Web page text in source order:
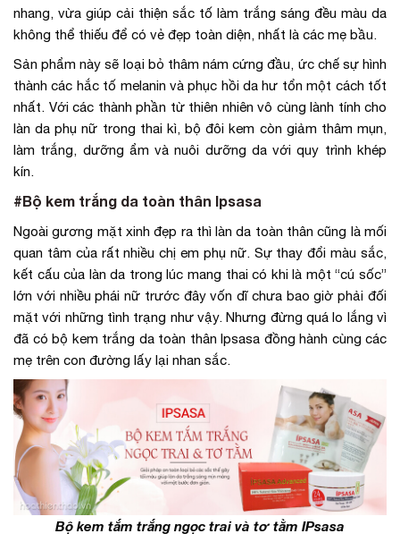
nhang, vừa giúp cải thiện sắc tố làm trắng sáng đều màu da
không thể thiếu để có vẻ đẹp toàn diện, nhất là các mẹ bầu.
Sản phẩm này sẽ loại bỏ thâm nám cứng đầu, ức chế sự hình
thành các hắc tố melanin và phục hồi da hư tổn một cách tốt
nhất. Với các thành phần từ thiên nhiên vô cùng lành tính cho
làn da phụ nữ trong thai kì, bộ đôi kem còn giảm thâm mụn,
làm trắng, dưỡng ẩm và nuôi dưỡng da với quy trình khép
kín.
#Bộ kem trắng da toàn thân Ipsasa
Ngoài gương mặt xinh đẹp ra thì làn da toàn thân cũng là mối
quan tâm của rất nhiều chị em phụ nữ. Sự thay đổi màu sắc,
kết cấu của làn da trong lúc mang thai có khi là một “cú sốc”
lớn với nhiều phái nữ trước đây vốn dĩ chưa bao giờ phải đối
mặt với những tình trạng như vậy. Nhưng đừng quá lo lắng vì
đã có bộ kem trắng da toàn thân Ipsasa đồng hành cùng các
mẹ trên con đường lấy lại nhan sắc.
Bộ kem tắm trắng ngọc trai và tơ tằm IPsasa